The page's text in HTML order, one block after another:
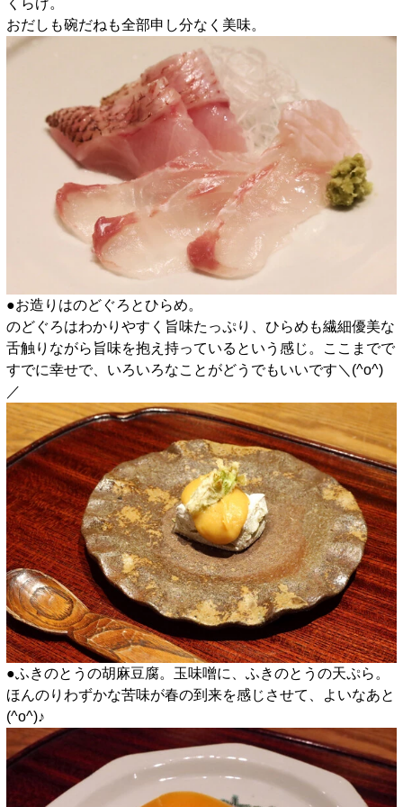
くらげ。
おだしも碗だねも全部申し分なく美味。
●お造りはのどぐろとひらめ。
のどぐろはわかりやすく旨味たっぷり、ひらめも繊細優美な
舌触りながら旨味を抱え持っているという感じ。ここまでで
すでに幸せで、いろいろなことがどうでもいいです＼(^o^)
／
●ふきのとうの胡麻豆腐。玉味噌に、ふきのとうの天ぷら。
ほんのりわずかな苦味が春の到来を感じさせて、よいなあと
(^o^)♪